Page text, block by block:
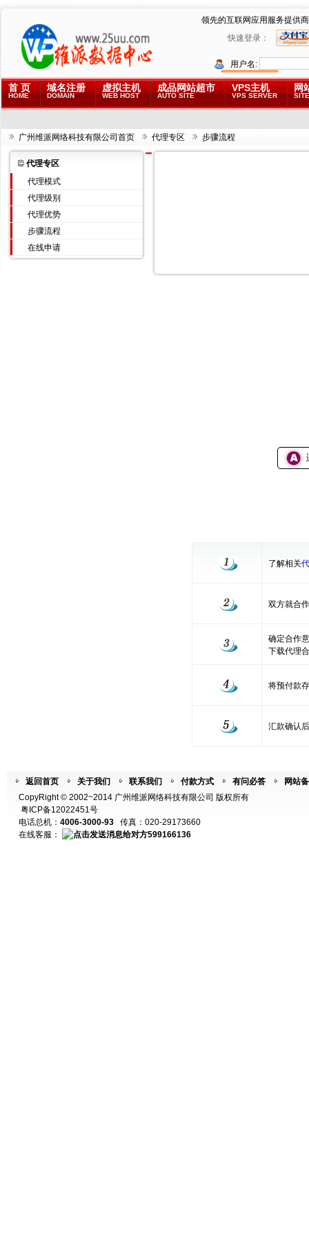
领先的互联网应用服务提供商
快速登录：
用户名:
首 页
HOME
域名注册
DOMAIN
虚拟主机
WEB HOST
成品网站超市
AUTO SITE
VPS主机
VPS SERVER
网
广州维派网络科技有限公司首页 代理专区 步骤流程
代理专区
代理模式
代理级别
代理优势
步骤流程
在线申请
了解相关
双方就合
确定合作
下载代理
将预付款
汇款确认
返回首页 关于我们 联系我们 付款方式 有问必答
网站
CopyRight © 2002~2014 广州维派网络科技有限公司 版权所有
粤ICP备12022451号
电话总机： 4006-3000-93 传真：020-29173660
在线客服：
599166136